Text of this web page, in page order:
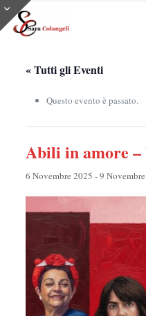
« Tutti gli Eventi
Questo evento è passato.
Abili in amore –
6 Novembre 2025 -9